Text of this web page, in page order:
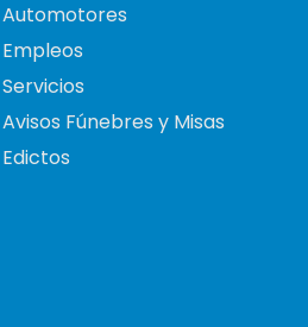
Automotores
Empleos
Servicios
Avisos Fúnebres y Misas
Edictos